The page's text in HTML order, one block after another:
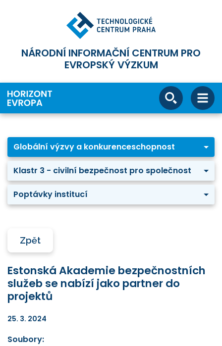
NÁRODNÍ INFORMAČNÍ CENTRUM PRO
EVROPSKÝ VÝZKUM
Globální výzvy a konkurenceschopnost
Klastr 3 - civilní bezpečnost pro společnost
Poptávky institucí
Zpět
Estonská Akademie bezpečnostních
služeb se nabízí jako partner do
projektů
25. 3. 2024
Soubory: